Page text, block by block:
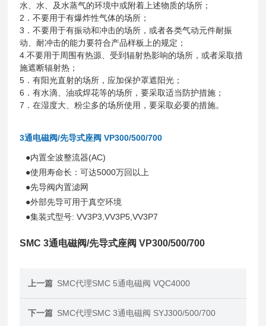
水、水、及水蒸气的环境中或附着上述物质的场所；
2．不要用于有爆炸性气体的场所；
3．不要用于有振动和冲击的场所，或者各类气动元件耐振
动、耐冲击的能力要符合产品样板上的规定；
4.不要用于周围有热源、受到辐射热影响的场所，或者采取措
施遮断辐射热；
5．有阳光直射的场所，应加保护罩遮阳光；
6．有水滴、油或焊花等的场所，要采取适当防护措施；
7．在湿度大、粉尘多的场所使用，要采取必要的措施。
3通电磁阀/先导式座阀 VP300/500/700
●内置全波整流器(AC)
●使用寿命长：可达5000万回以上
●先导阀内置滤网
●外部先导可用于真空环境
●集装式型号: VV3P3,VV3P5,VV3P7
SMC 3通电磁阀/先导式座阀 VP300/500/700
上一篇 SMC代理SMC 5通电磁阀 VQC4000
下一篇 SMC代理SMC 3通电磁阀 SYJ300/500/700